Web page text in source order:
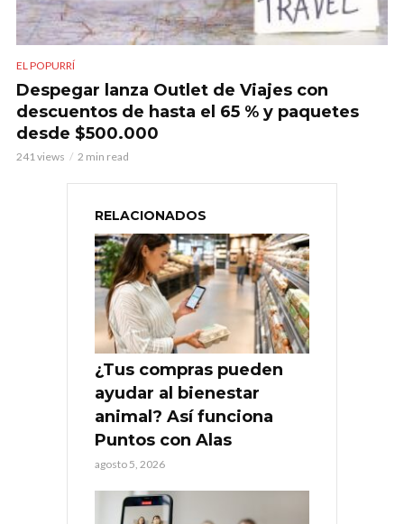
EL POPURRÍ
Despegar lanza Outlet de Viajes con
descuentos de hasta el 65 % y paquetes
desde $500.000
241 views 2 min read
RELACIONADOS
¿Tus compras pueden
ayudar al bienestar
animal? Así funciona
Puntos con Alas
agosto 5, 2026